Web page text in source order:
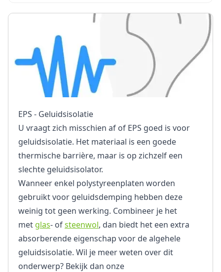
EPS - Geluidsisolatie
U vraagt zich misschien af of EPS goed is voor
geluidsisolatie. Het materiaal is een goede
thermische barrière, maar is op zichzelf een
slechte geluidsisolator.
Wanneer enkel polystyreenplaten worden
gebruikt voor geluidsdemping hebben deze
weinig tot geen werking. Combineer je het
met glas- ofsteenwol, dan biedt het een extra
absorberende eigenschap voor de algehele
geluidsisolatie. Wil je meer weten over dit
onderwerp? Bekijk dan onze